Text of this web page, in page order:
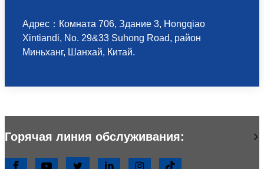
Адрес：Комната 706, Здание 3, Hongqiao
Xintiandi, No. 29&33 Suhong Road, район
Миньханг, Шанхай, Китай.
Горячая линия обслуживания: